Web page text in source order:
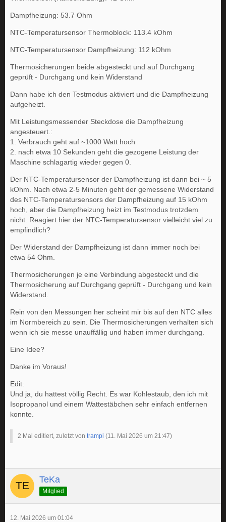
Dampfheizung: 53.7 Ohm
NTC-Temperatursensor Thermoblock: 113.4 kOhm
NTC-Temperatursensor Dampfheizung: 112 kOhm
Thermosicherungen beide abgesteckt und auf Durchgang
geprüft - Durchgang und kein Widerstand
Dann habe ich den Testmodus aktiviert und die Dampfheizung
aufgeheizt.
Mit Leistungsmessender Steckdose die Dampfheizung
angesteuert.:
1. Verbrauch geht auf ~1000 Watt hoch
2. nach etwa 10 Sekunden geht die gezogene Leistung der
Maschine schlagartig wieder gegen 0.
Der NTC-Temperatursensor der Dampfheizung ist dann bei ~ 5
kOhm. Nach etwa 2-5 Minuten geht der gemessene Widerstand
des NTC-Temperatursensors der Dampfheizung auf 15 kOhm
hoch, aber die Dampfheizung heizt im Testmodus trotzdem
nicht. Reagiert hier der NTC-Temperatursensor vielleicht viel zu
empfindlich?
Der Widerstand der Dampfheizung ist dann immer noch bei
etwa 54 Ohm.
Thermosicherungen je eine Verbindung abgesteckt und die
Thermosicherung auf Durchgang geprüft - Durchgang und kein
Widerstand.
Rein von den Messungen her scheint mir bis auf den NTC alles
im Normbereich zu sein. Die Thermosicherungen verhalten sich
wenn ich sie messe unauffällig und haben immer durchgang.
Eine Idee?
Danke im Voraus!
Edit:
Und ja, du hattest völlig Recht. Es war Kohlestaub, den ich mit
Isopropanol und einem Wattestäbchen sehr einfach entfernen
konnte.
2 Mal editiert, zuletzt von trampi (11. Mai 2026 um 21:47)
TeKa
Mitglied
12. Mai 2026 um 01:04